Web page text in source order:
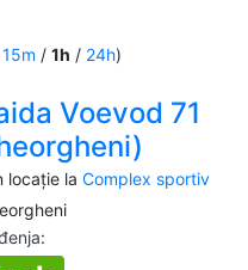
15m / 1h / 24h)
Voevod 71
locație la Complex sportiv
: